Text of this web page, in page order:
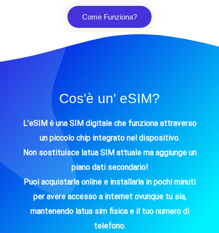
Come Funziona?
Cos'è un' eSIM?
L’eSIM è una SIM digitale che funziona attraverso
un piccolo chip integrato nel dispositivo.
Non sostituisce latua SIM attuale ma aggiunge un
piano dati secondario!
Puoi acquistarla online e installarla in pochi minuti
per avere accesso a internet ovunque tu sia,
mantenendo latua sim fisica e il tuo numero di
telefono.